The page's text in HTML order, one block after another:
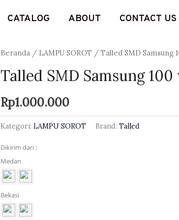
CATALOG ABOUT CONTACT US
Beranda / LAMPU SOROT / Talled SMD Samsung
Talled SMD Samsung
Rp1.000.000
Kategori: LAMPU SOROT Brand: Talled
Dikirim dari :
Medan
Bekasi